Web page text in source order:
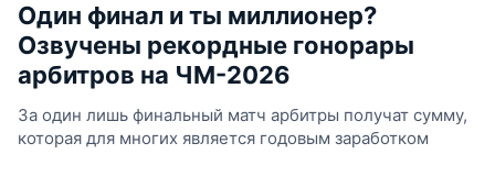
Один финал и ты миллионер?
Озвучены рекордные гонорары
арбитров на ЧМ-2026
За один лишь финальный матч арбитры получат сумму,
которая для многих является годовым заработком